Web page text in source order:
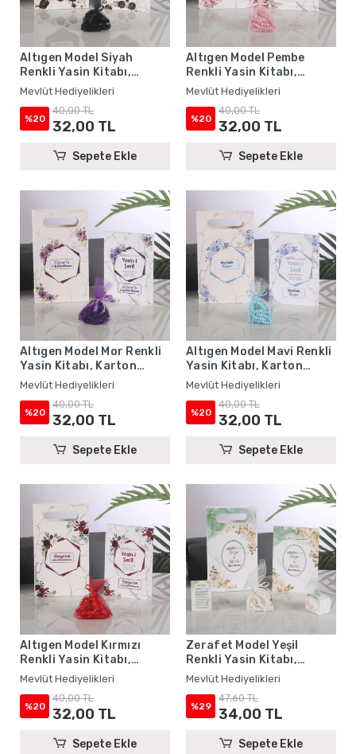
Altıgen Model Siyah
Renkli Yasin Kitabı,
Karton Çanta ve Tesbih -
Mevlüt Hediyelikleri
Mevlüt Hediyelikleri
%20
40,00 TL
32,00 TL
Sepete Ekle
Altıgen Model Pembe
Renkli Yasin Kitabı,
Karton Çanta ve Tesbih -
Mevlüt Hediyelikleri
Mevlüt Hediyelikleri
%20
40,00 TL
32,00 TL
Sepete Ekle
Altıgen Model Mor Renkli
Yasin Kitabı, Karton
Çanta ve Tesbih - Mevlüt
Hediyelikleri
Mevlüt Hediyelikleri
%20
40,00 TL
32,00 TL
Sepete Ekle
Altıgen Model Mavi Renkli
Yasin Kitabı, Karton
Çanta ve Tesbih - Mevlüt
Hediyelikleri
Mevlüt Hediyelikleri
%20
40,00 TL
32,00 TL
Sepete Ekle
Altıgen Model Kırmızı
Renkli Yasin Kitabı,
Karton Çanta ve Tesbih -
Mevlüt Hediyelikleri
Mevlüt Hediyelikleri
%20
40,00 TL
32,00 TL
Sepete Ekle
Zerafet Model Yeşil
Renkli Yasin Kitabı,
Lokum Kutusu, Magnet,
Karton Çanta ve Tesbih -
Mevlüt Hediyelikleri
Mevlüt Hediyelikleri
%29
47,60 TL
34,00 TL
Sepete Ekle